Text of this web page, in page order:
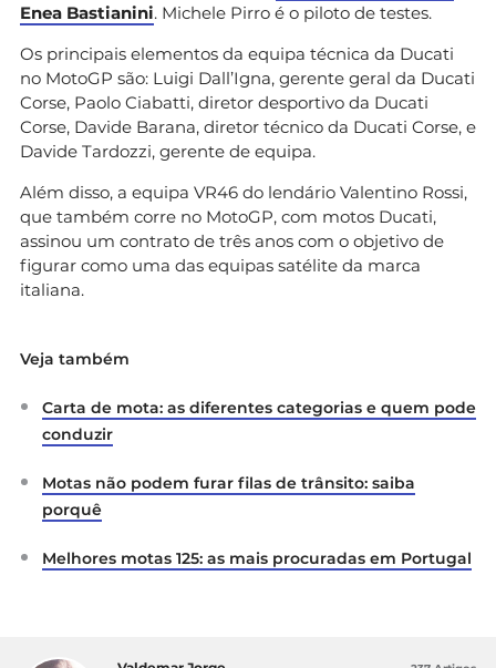
Enea Bastianini. Michele Pirro é o piloto de testes.
Os principais elementos da equipa técnica da Ducati
no MotoGP são: Luigi Dall’Igna, gerente geral da Ducati
Corse, Paolo Ciabatti, diretor desportivo da Ducati
Corse, Davide Barana, diretor técnico da Ducati Corse, e
Davide Tardozzi, gerente de equipa.
Além disso, a equipa VR46 do lendário Valentino Rossi,
que também corre no MotoGP, com motos Ducati,
assinou um contrato de três anos com o objetivo de
figurar como uma das equipas satélite da marca
italiana.
Veja também
Carta de mota: as diferentes categorias e quem pode
conduzir
Motas não podem furar filas de trânsito: saiba
porquê
Melhores motas 125: as mais procuradas em Portugal